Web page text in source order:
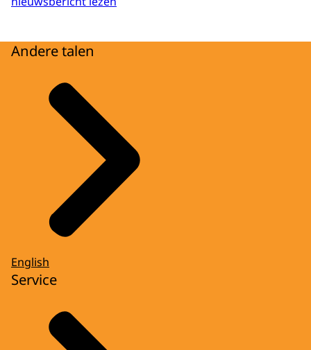
Andere talen
English
Service